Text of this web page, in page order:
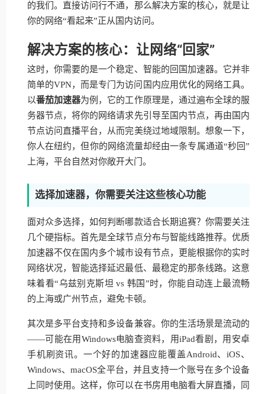
的我们。直接访问行不通，那么解决方案的核心，就是让
你的网络“看起来”正从国内访问。
解决方案的核心：让网络“回家”
这时，你需要的是一个稳定、智能的回国加速器。它并非
简单的VPN，而是专门为访问国内应用优化的网络工具。
以番茄加速器为例，它的工作原理是，通过遍布全球的服
务器节点，将你的网络请求先引导至国内节点，再由国内
节点访问直播平台，从而完美绕过地域限制。想象一下，
你人在纽约，但你的网络流量却经由一条专属通道“秒回”
上海，平台自然对你敞开大门。
选择加速器，你需要关注这些核心功能
面对众多选择，如何判断哪款适合长期追赛？你需要关注
几个硬指标。首先是全球节点分布与智能线路推荐。优质
加速器不仅在国内多个城市设有节点，更能根据你的实时
网络状况，智能选择延迟最低、最稳定的那条线路。这意
味着看“乌兹别克斯坦 vs 韩国”时，你能自动连上最流畅
的上海或广州节点，避免卡顿。
其次是多平台支持和多设备兼容。你的生活场景是流动的
——可能在用Windows电脑查资料，用iPad看剧，用安卓
手机刷资讯。一个好的加速器应能覆盖Android、iOS、
Windows、macOS全平台，并且支持一个账号在多个设备
上同时使用。这样，你可以在书房用电脑看大屏直播，同